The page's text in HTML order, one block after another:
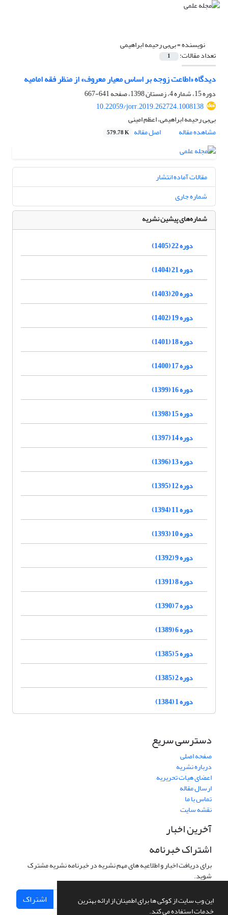
این وب سایت از کوکی ها برای اطمینان از ارائه بهترین
خدمات استفاده می کند.
نویسنده =بی‌بی رحیمه ابراهیمی
تعداد مقالات: 1
دیدگاه «اطاعت زوجه بر اساس معیار معروف» از منظر فقه امامیه
دوره 15، شماره 4، زمستان 1398، صفحه
641-667
10.22059/jorr.2019.262724.1008138
بی‌بی رحیمه ابراهیمی، اعظم امینی
مشاهده مقاله
اصل مقاله 579.78 K
مقالات آماده انتشار
شماره جاری
شماره‌های پیشین نشریه
دوره 22 (1405)
دوره 21 (1404)
دوره 20 (1403)
دوره 19 (1402)
دوره 18 (1401)
دوره 17 (1400)
دوره 16 (1399)
دوره 15 (1398)
دوره 14 (1397)
دوره 13 (1396)
دوره 12 (1395)
دوره 11 (1394)
دوره 10 (1393)
دوره 9 (1392)
دوره 8 (1391)
دوره 7 (1390)
دوره 6 (1389)
دوره 5 (1385)
دوره 2 (1385)
دوره 1 (1384)
دسترسی سریع
صفحه اصلی
درباره نشریه
اعضای هیات تحریریه
ارسال مقاله
تماس با ما
نقشه سایت
آخرین اخبار
اشتراک خبرنامه
برای دریافت اخبار و اطلاعیه های مهم نشریه در خبرنامه نشریه مشترک
شوید.
اشتراک